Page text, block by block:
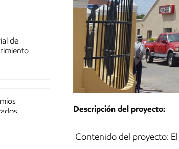
Descripción del proyecto:
Contenido del proyecto:
de